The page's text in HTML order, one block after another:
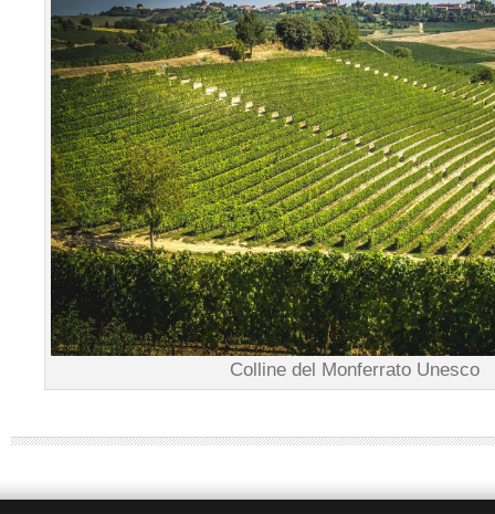
Colline del Monferrato Unesco